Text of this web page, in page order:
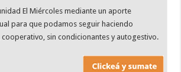
El Miércoles mediante un aporte
para que podamos seguir haciendo
sin condicionantes y autogestivo.